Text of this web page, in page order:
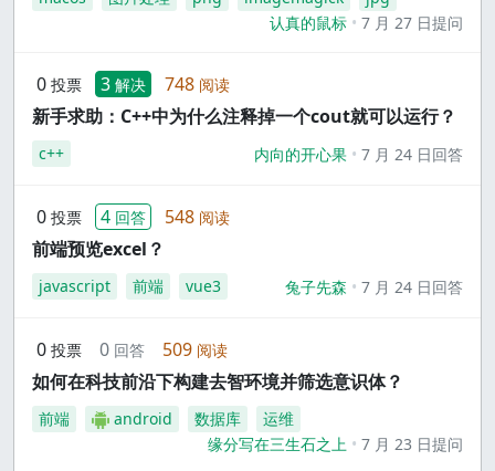
认真的鼠标
7 月 27 日提问
0 投票 3 解决 748 阅读
新手求助：C++中为什么注释掉一个cout就可以运行？
c++ 内向的开心果 7 月 24 日回答
0 投票 4 回答 548 阅读
前端预览excel？
javascript 前端 vue3 兔子先森 7 月 24 日回答
0 投票 0 回答 509 阅读
如何在科技前沿下构建去智环境并筛选意识体？
前端 android 数据库
运维
缘分写在三生石之上
7 月 23 日提问